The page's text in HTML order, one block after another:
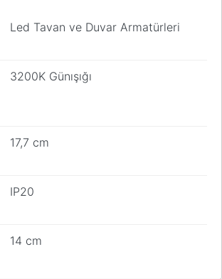
Led Tavan ve Duvar Armatürleri
3200K Günışığı
17,7 cm
IP20
14 cm